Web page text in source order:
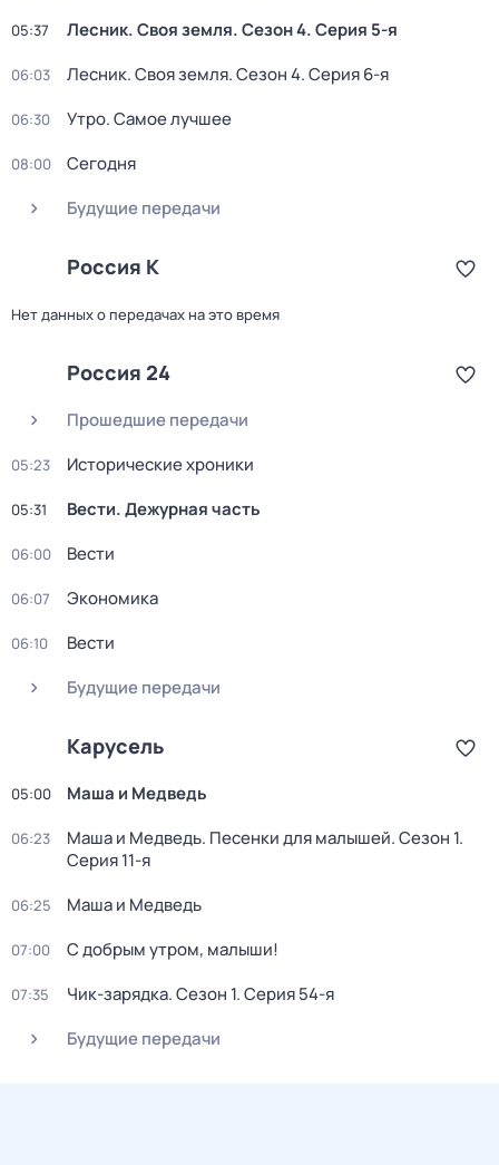
05:37 Лесник. Своя земля. Сезон 4. Серия 5-я
06:03 Лесник. Своя земля. Сезон 4. Серия 6-я
06:30 Утро. Самое лучшее
08:00
Сегодня
Будущие передачи
Россия К
Нет данных о передачах на это время
Россия 24
Прошедшие передачи
05:23 Исторические хроники
05:31 Вести. Дежурная часть
06:00 Вести
06:07 Экономика
06:10
Вести
Будущие передачи
Карусель
05:00 Маша и Медведь
06:23 Маша и Медведь. Песенки для малышей. Сезон 1.
Серия 11-я
06:25 Маша и Медведь
07:00 С добрым утром, малыши!
07:35 Чик-зарядка. Сезон 1. Серия 54-я
Будущие передачи